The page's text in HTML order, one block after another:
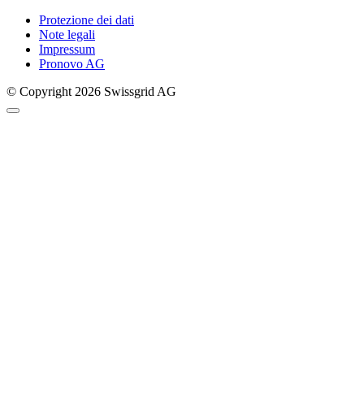
Protezione dei dati
Note legali
Impressum
Pronovo AG
© Copyright 2026 Swissgrid AG